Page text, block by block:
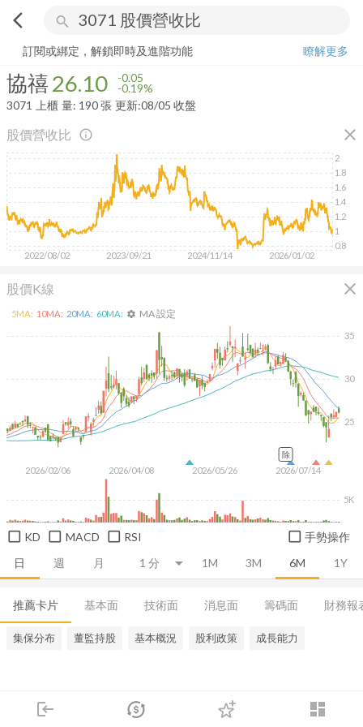
arrow_back_ios search
login dashboard
市場 登入
協禧 26.10-0.19%
訂閱或綁定，解鎖即時及進階功能
瞭解更多
協禧26.10 -0.05
-0.19%
3071
上櫃 量: 190張 更新:08/05 收盤
股價營收比 close
info_outline
2022/08/02 2023/09/21 2024/11/14 2026/01/02
0.8
1
1.2
1.4
1.6
1.8
2
股價K線 close
日 週 月 1M 3M 6M 1Y
2026/02/06 2026/04/08 2026/05/26 2026/07/14
25
30
35
5K
5MA: 10MA: 20MA: 60MA: settings MA 設定
除
KD MACD RSI 手勢操作
推薦卡片 基本面 技術面 消息面 籌碼面 財務報
集保分布 董監持股 基本概況 股利政策 成長能力